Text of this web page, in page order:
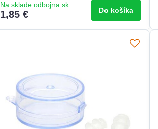
Na sklade odbojna.sk
1,85 € Do košíka